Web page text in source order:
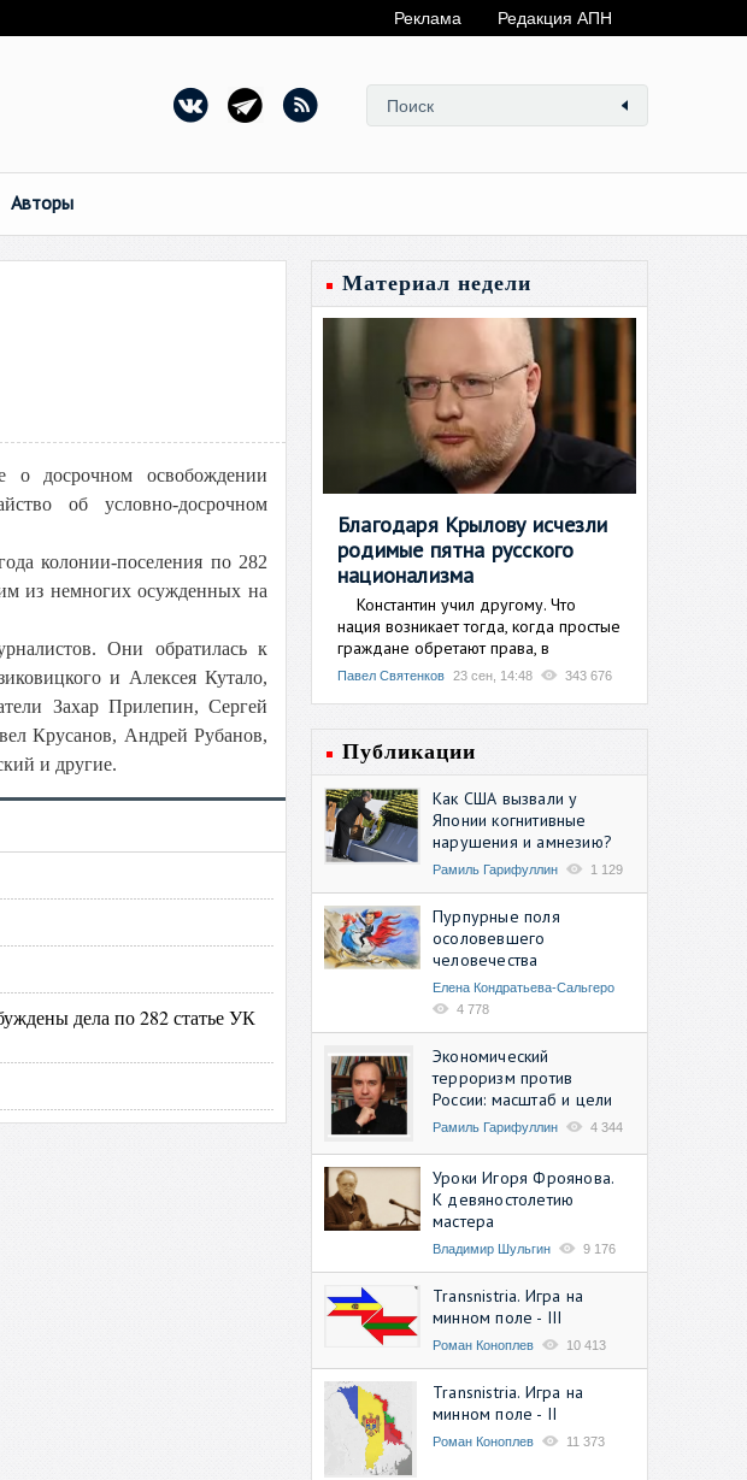
Реклама Редакция АПН
Авторы
о досрочном освобождении
об условно-досрочном
колонии-поселения по 282
из немногих осужденных на
Они обратилась к
и Алексея Кутало,
Захар Прилепин, Сергей
Крусанов, Андрей Рубанов,
и другие.
дела по 282 статье УК
Материал недели
Благодаря Крылову исчезли
родимые пятна русского
национализма
Константин учил другому. Что
нация возникает тогда, когда простые
граждане обретают права, в
Павел Святенков 23 сен, 14:48 343 676
Публикации
Как США вызвали у
Японии когнитивные
нарушения и амнезию?
Рамиль Гарифуллин 1 129
Пурпурные поля
осоловевшего
человечества
Елена Кондратьева-Сальгеро
4 778
Экономический
терроризм против
России: масштаб и цели
Рамиль Гарифуллин 4 344
Уроки Игоря Фроянова.
К девяностолетию
мастера
Владимир Шульгин 9 176
Transnistria. Игра на
минном поле - III
Роман Коноплев 10 413
Transnistria. Игра на
минном поле - II
Роман Коноплев 11 373